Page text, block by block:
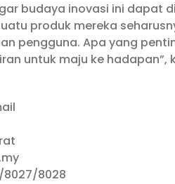
budaya inovasi ini dapat
produk mereka
pengguna. Apa yang
untuk maju ke hadapan”,
8027/8028